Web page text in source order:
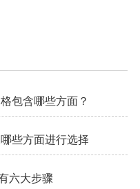
包含哪些方面？
些方面进行选择
六大步骤